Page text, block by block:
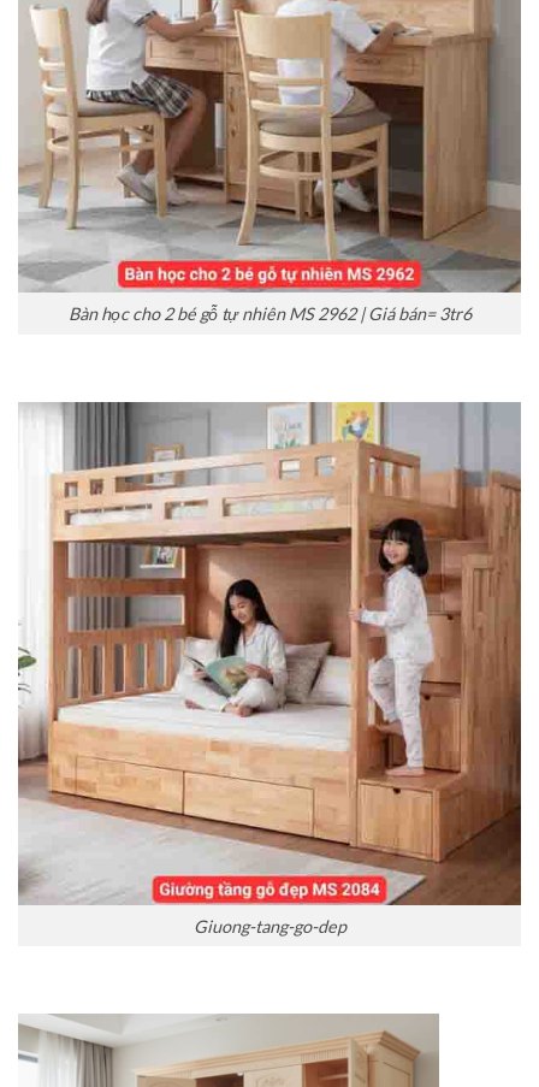
Bàn học cho 2 bé gỗ tự nhiên MS 2962 | Giá bán= 3tr6
Giuong-tang-go-dep